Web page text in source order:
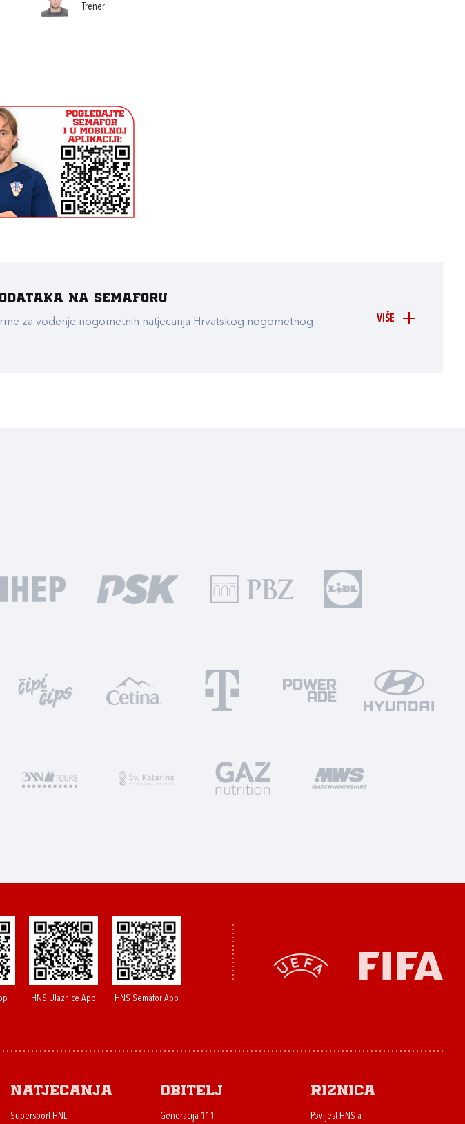
Trener
VIŠE
na Semaforu
za vođenje nogometnih natjecanja Hrvatskog nogometnog
HNS Ulaznice App HNS Semafor App
Natjecanja
Supersport HNL
Obitelj
Generacija 111
Riznica
Povijest HNS-a